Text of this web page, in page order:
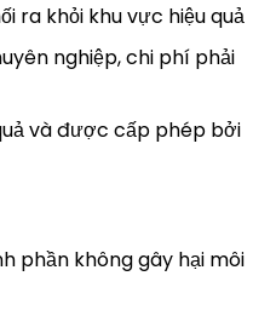
ra khỏi khu vực hiệu quả
nghiệp, chi phí phải
và được cấp phép bởi
phần không gây hại môi